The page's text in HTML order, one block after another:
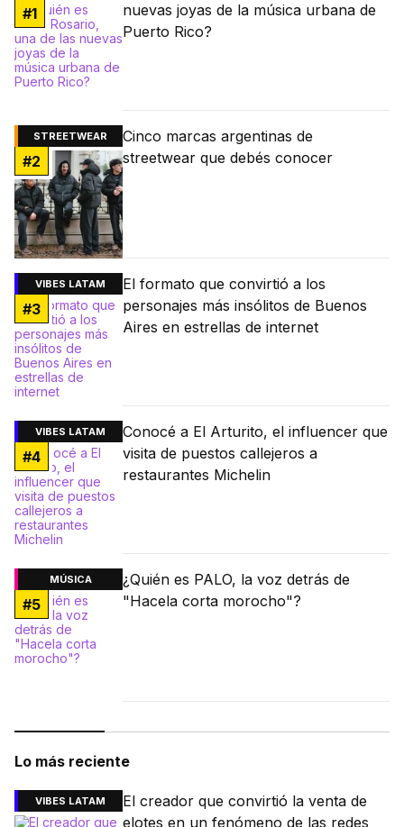
#1
nuevas joyas de la música urbana de
Puerto Rico?
STREETWEAR
#2
Cinco marcas argentinas de
streetwear que debés conocer
VIBES LATAM
#3
El formato que convirtió a los
personajes más insólitos de Buenos
Aires en estrellas de internet
VIBES LATAM
#4
Conocé a El Arturito, el influencer que
visita de puestos callejeros a
restaurantes Michelin
MÚSICA
#5
¿Quién es PALO, la voz detrás de
"Hacela corta morocho"?
Lo más reciente
VIBES LATAM
El creador que convirtió la venta de
elotes en un fenómeno de las redes